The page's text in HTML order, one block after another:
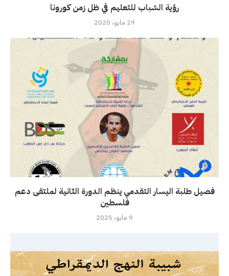
رؤية الشباب للتعليم في ظل زمن كورونا
29 مايو، 2020
فصيل طلبة اليسار التقدمي ينظم الدورة الثانية لملتقى دعم
فلسطين
9 مايو، 2025